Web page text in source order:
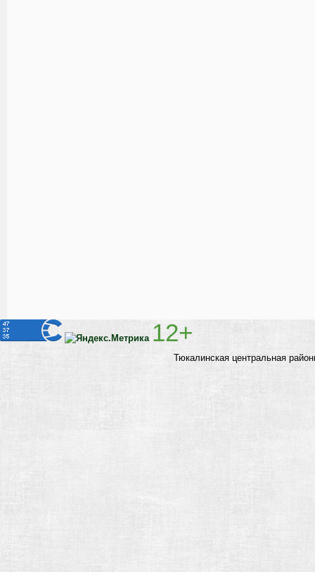
12+
Тюкалинская центральная